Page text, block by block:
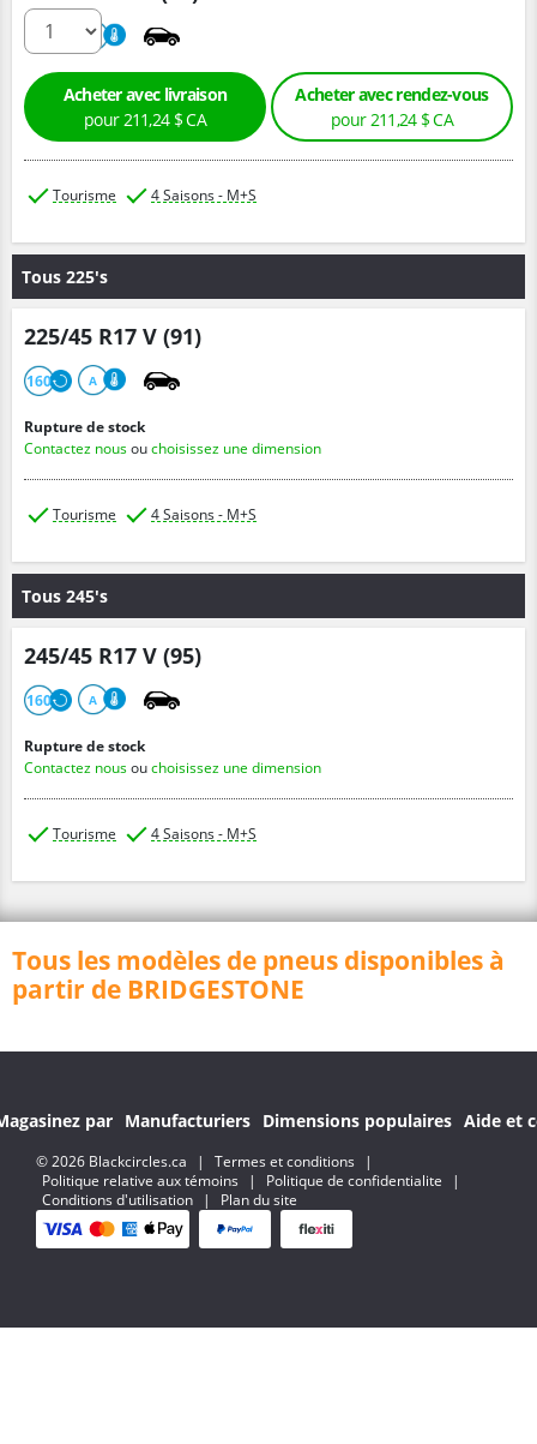
260 B
Acheter avec livraison
pour 211,24 $ CA
Acheter avec rendez-vous
pour 211,24 $ CA
Tourisme 4 Saisons - M+S
Tous 225's
225/45 R17 V (91)
160 A
Rupture de stock
Contactez nousouchoisissez une dimension
Tourisme 4 Saisons - M+S
Tous 245's
245/45 R17 V (95)
160 A
Rupture de stock
Contactez nousouchoisissez une dimension
Tourisme 4 Saisons - M+S
Tous les modèles de pneus disponibles à
partir de BRIDGESTONE
par Manufacturiers Dimensions populaires Aide et
© 2026 Blackcircles.ca | Termes et conditions
|
Politique relative aux témoins
| Politique de confidentialite
|
Conditions d'utilisation
| Plan du site